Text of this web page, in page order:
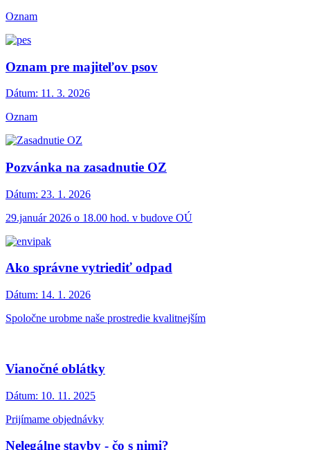
Oznam
Oznam pre majiteľov psov
Dátum: 11. 3. 2026
Oznam
Pozvánka na zasadnutie OZ
Dátum: 23. 1. 2026
29.január 2026 o 18.00 hod. v budove OÚ
Ako správne vytriediť odpad
Dátum: 14. 1. 2026
Spoločne urobme naše prostredie kvalitnejším
Vianočné oblátky
Dátum: 10. 11. 2025
Prijímame objednávky
Nelegálne stavby - čo s nimi?